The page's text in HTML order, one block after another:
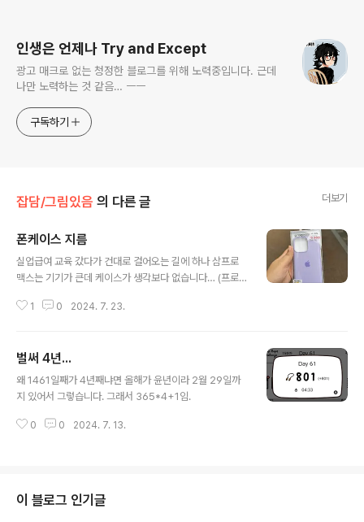
인생은 언제나 Try and Except
광고 매크로 없는 청정한 블로그를 위해 노력중입니다. 근데
나만 노력하는 것 같음… ㅡㅡ
구독하기
잡담/그림있음 의 다른 글 더보기
폰케이스 지름
실업급여 교육 갔다가 건대로 걸어오는 길에 하나 삼프로
맥스는 기기가 큰데 케이스가 생각보다 없습니다… (프로
카메라 프로텍터 가출해서 주문함 ㅠ 내일 오면 그거 끼고
1 0 2024. 7. 23.
벌써 4년...
왜 1461일째가 4년째냐면 올해가 윤년이라 2월 29일까
지 있어서 그렇습니다. 그래서 365*4+1임.
0 0 2024. 7. 13.
이 블로그 인기글